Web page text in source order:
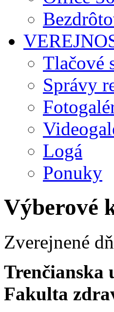
Tlačové
Správy
Logá
Ponuky
Výberové
Zverejnené
Trenčianska
Fakulta